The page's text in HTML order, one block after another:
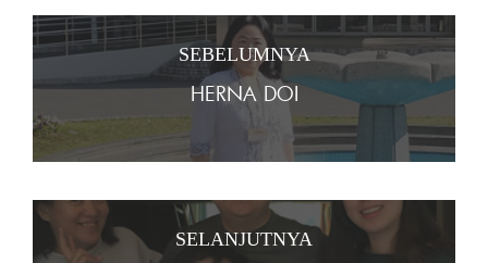
SEBELUMNYA
HERNA DOI
SELANJUTNYA